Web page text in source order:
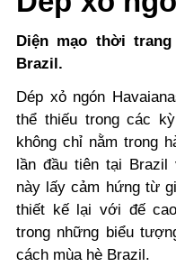
Diện mạo thời
Brazil.
Dép xỏ ngón
thể thiếu trong các
không chỉ nằm trong
lần đầu tiên tại Brazil
này lấy cảm hứng từ
thiết kế lại với đế
trong những biểu
cách mùa hè Brazil.